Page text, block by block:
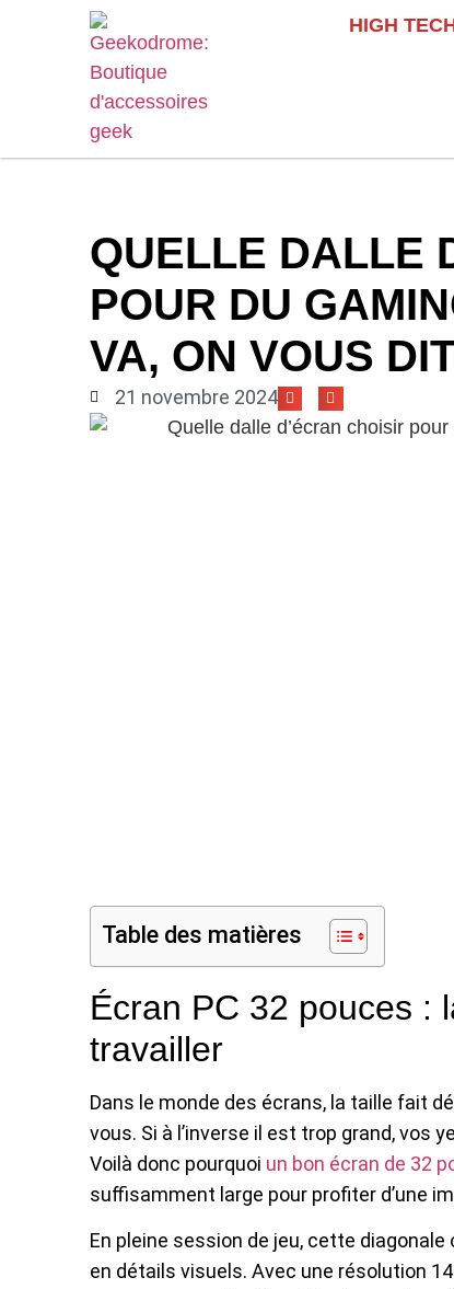
HIGH
QUELLE DALLE
POUR DU
VA, ON VOUS
21 novembre 2024
Table des matières
Écran PC 32 pouces :
travailler
Dans le monde des écrans, la taille fait
vous. Si à l’inverse il est trop grand, vos
Voilà donc pourquoi un bon écran de 32
suffisamment large pour profiter d’une
En pleine session de jeu, cette
en détails visuels. Avec une résolution